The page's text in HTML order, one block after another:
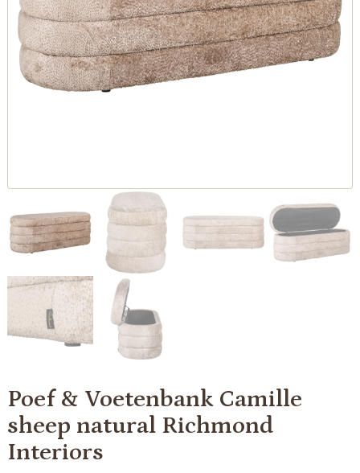
Poef & Voetenbank Camille
sheep natural Richmond
Interiors